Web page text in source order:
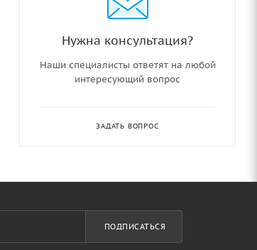
Нужна консультация?
Наши специалисты ответят на любой
интересующий вопрос
ЗАДАТЬ ВОПРОС
ПОДПИСАТЬСЯ